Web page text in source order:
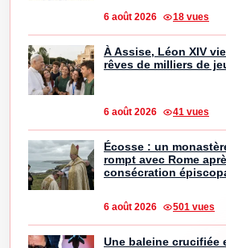
6 août 2026 18 vues
À Assise, Léon XIV
rêves de milliers de
6 août 2026 41 vues
Écosse : un
rompt avec Rome
consécration
6 août 2026 501 vues
Une baleine crucifiée